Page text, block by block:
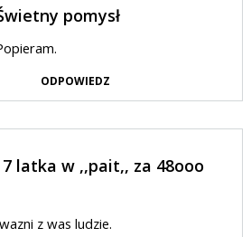
pomysł
ODPOWIEDZ
7 latka w ,,pait,, za 48ooo
z was ludzie.